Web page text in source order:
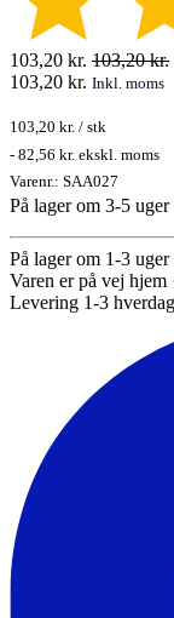
103,20 kr. 103,20kr.
103,20 kr. Inkl. moms
103,20 kr. / stk
- 82,56 kr. ekskl. moms
Varenr.: SAA027
På lager om 3-5 uger
På lager om 1-3 uger
Varen er på vej hjem
Levering 1-3